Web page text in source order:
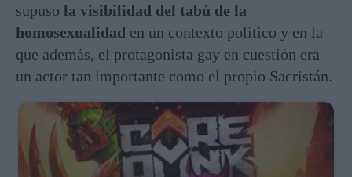
supuso la visibilidad del tabú de la
homosexualidad en un contexto político y en la
que además, el protagonista gay en cuestión era
un actor tan importante como el propio Sacristán.